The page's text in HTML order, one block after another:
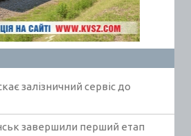
залізничний сервіс до
завершили перший етап